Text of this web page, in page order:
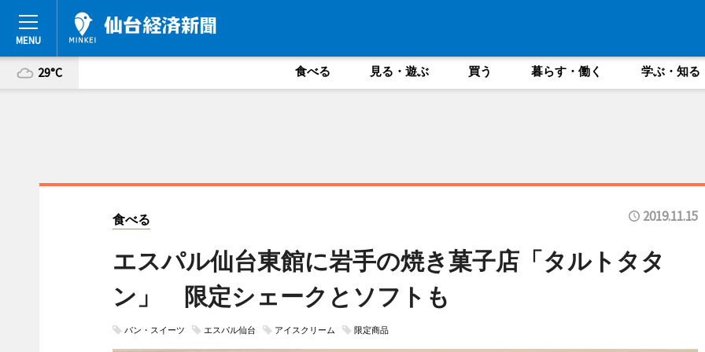
29°C 食べる 見る・遊ぶ 買う 暮らす・働く 学ぶ・知る
食べる 2019.11.15
エスパル仙台東館に岩手の焼き菓子店「タルトタタ
ン」 限定シェークとソフトも
パン・スイーツ エスパル仙台 アイスクリーム 限定商品